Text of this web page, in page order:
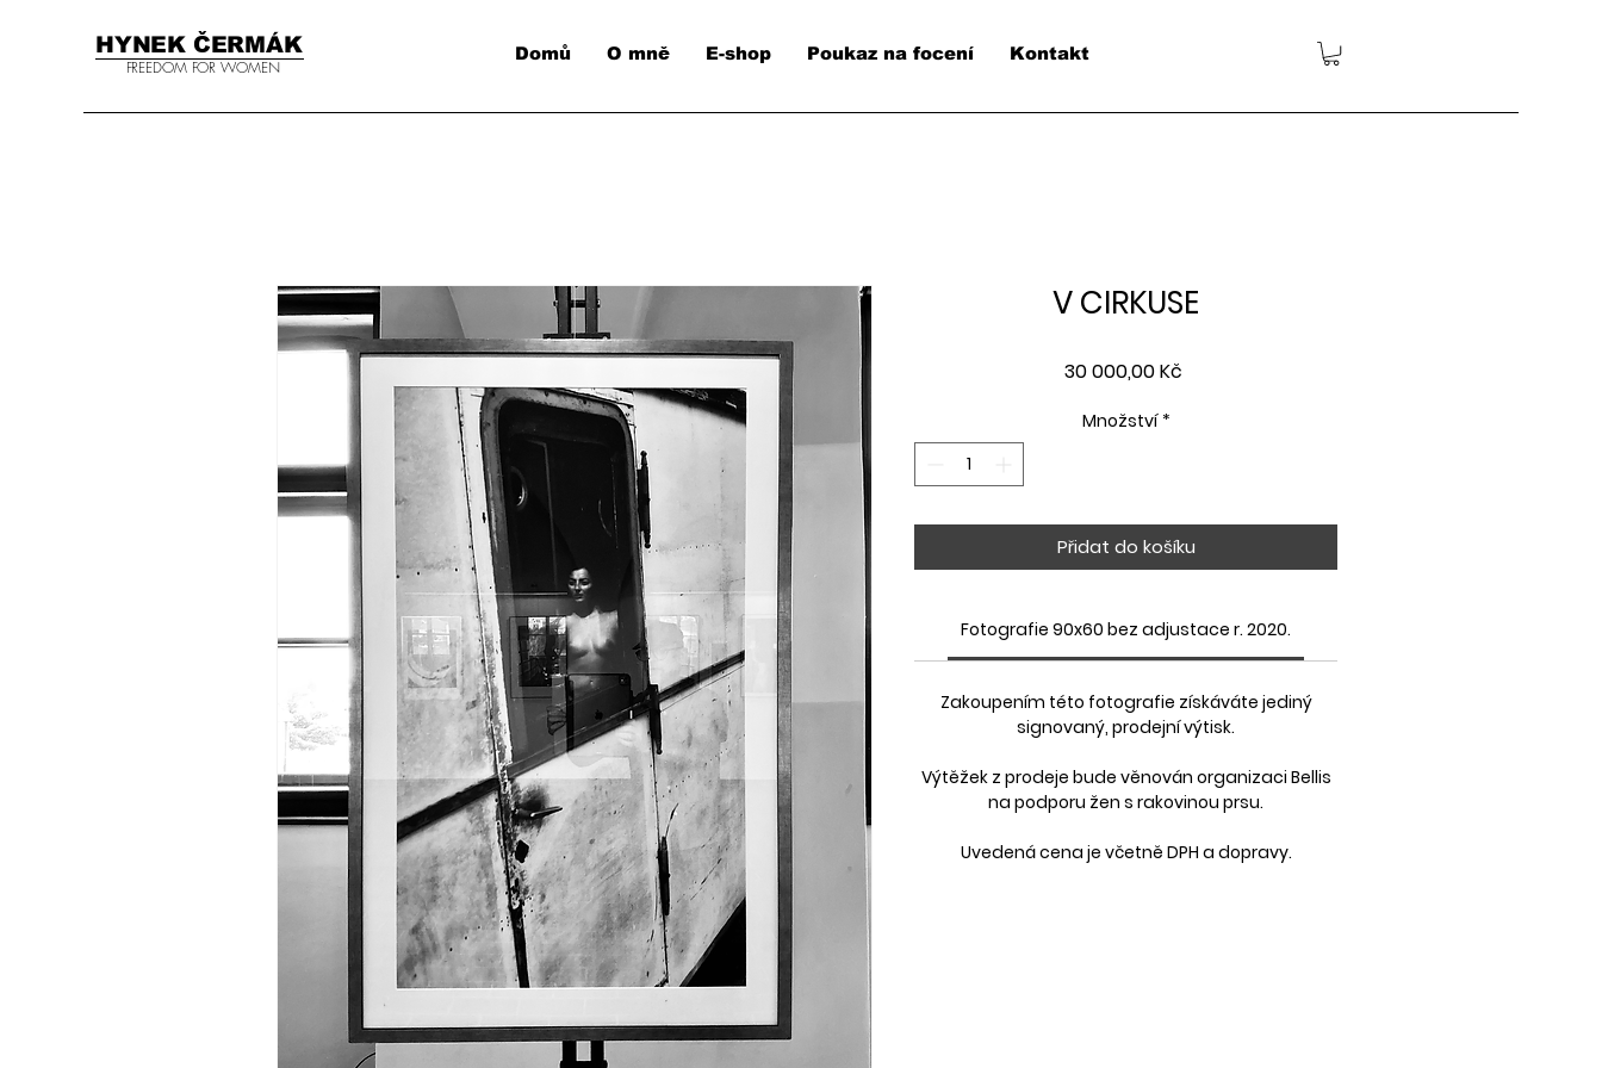
HYNEK ČERMÁK
FREEDOM FOR WOMEN
Domů O mně E-shop Poukaz na focení Kontakt
V CIRKUSE
30 000,00 KčCena
Množství *
Přidat do košíku
Fotografie 90x60 bez adjustace r. 2020.
Zakoupením této fotografie získáváte jediný
signovaný, prodejní výtisk.
Výtěžek z prodeje bude věnován organizaci Bellis
na podporu žen s rakovinou prsu.
Uvedená cena je včetně DPH a dopravy.